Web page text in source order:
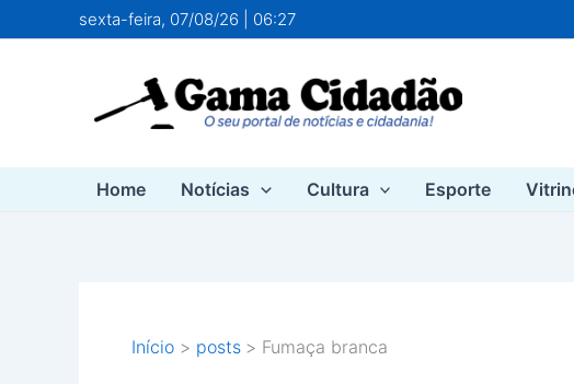
para
sexta-feira, 07/08/26 | 06:27
Home Notícias Cultura Esporte
Início posts Fumaça branca